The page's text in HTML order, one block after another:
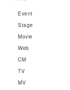
Event
Stage
Movie
Web
CM
TV
MV